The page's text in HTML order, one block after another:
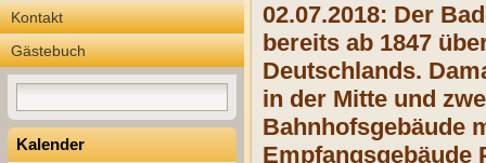
Kontakt
Gästebuch
Kalender
02.07.2018: Der
bereits ab 1847
Deutschlands.
in der Mitte und
Bahnhofsgebäude
Empfangsgebäude